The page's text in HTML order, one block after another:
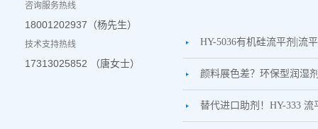
咨询服务热线
18001202937（杨先生）
技术支持热线
17313025852 （唐女士）
HY-5036有机硅流平剂|流
颜料展色差？环保型润湿
替代进口助剂！HY-333